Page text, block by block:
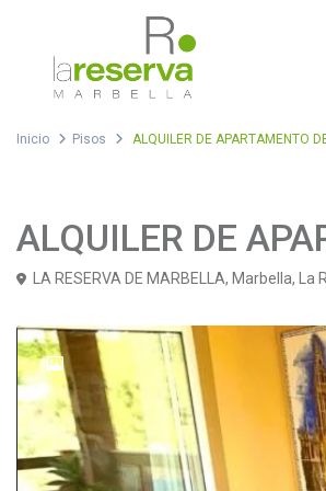
Inicio Pisos ALQUILER DE APARTAMENTO
ALQUILER DE
LA RESERVA DE MARBELLA, Marbella, La